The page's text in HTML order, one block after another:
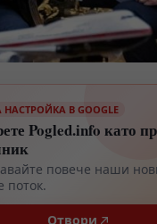
НАСТРОЙКА В GOOGLE
Pogled.info като
повече наши
поток.
Отвори